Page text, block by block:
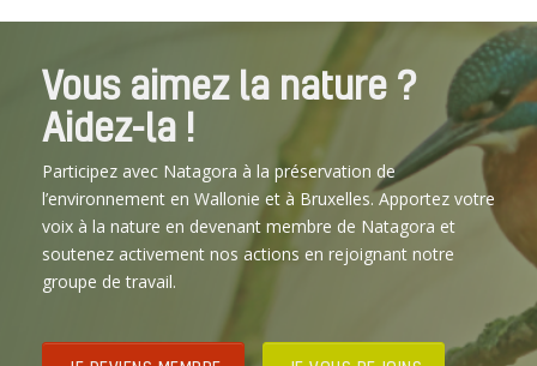
Vous aimez la nature ?
Aidez-la !
Participez avec Natagora à la préservation de
l’environnement en Wallonie et à Bruxelles. Apportez votre
voix à la nature en devenant membre de Natagora et
soutenez activement nos actions en rejoignant notre
groupe de travail.